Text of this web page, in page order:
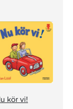
kör vi!